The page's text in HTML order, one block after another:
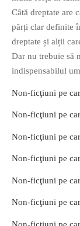
Câtă dreptate are
părți clar definite
dreptate și alții
Dar nu trebuie să
indispensabilul
Non-ficţiuni pe
Non-ficţiuni pe
Non-ficţiuni pe
Non-ficţiuni pe
Non-ficţiuni pe
Non-ficţiuni pe